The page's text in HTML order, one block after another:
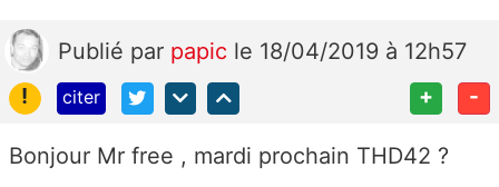
Publié par papic le 18/04/2019 à 12h57
!
citer + -
Bonjour Mr free , mardi prochain THD42 ?